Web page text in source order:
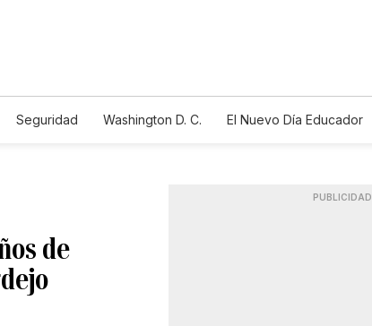
Seguridad Washington D. C.
El Nuevo Día Educador
de
PUBLICIDAD